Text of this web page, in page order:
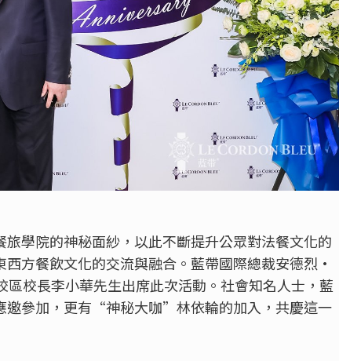
學院的神秘面紗，以此不斷提升公眾對法餐文化的
方餐飲文化的交流與融合。藍帶國際總裁安德烈·
校長李小華先生出席此次活動。社會知名人士，藍
邀參加，更有“神秘大咖”林依輪的加入，共慶這一